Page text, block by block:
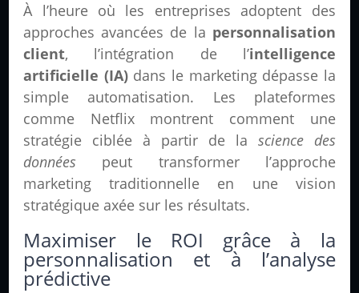
À l’heure où les entreprises adoptent des
approches avancées de la personnalisation
client, l’intégration de l’intelligence
artificielle (IA)dans le marketing dépasse la
simple automatisation. Les plateformes
comme Netflix montrent comment une
stratégie ciblée à partir de la science des
données peut transformer l’approche
marketing traditionnelle en une vision
stratégique axée sur les résultats.
Maximiser le ROI grâce à la
personnalisation et à l’analyse
prédictive